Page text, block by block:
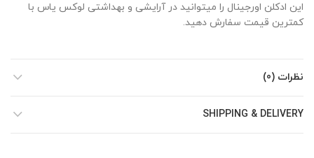
این ادکلن اورجینال را میتوانید در آرایشی و بهداشتی لوکس یاس با
کمترین قیمت سفارش دهید.
نظرات (0)
SHIPPING & DELIVERY